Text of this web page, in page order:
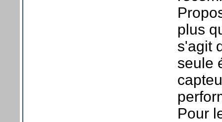
plus
s'agit
seule
Pour